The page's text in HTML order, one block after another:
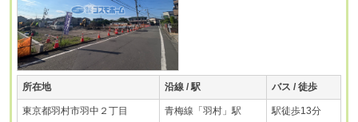
所在地 沿線 / 駅 バス / 徒歩
東京都羽村市羽中２丁目 青梅線「羽村」駅 駅徒歩13分